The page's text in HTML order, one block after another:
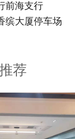
前海支行
缤大厦停车场
荐